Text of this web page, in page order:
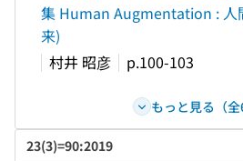
集 Human Augmentation : 人
来)
村井 昭彦
p.100-103
もっと見る（全
23(3)=90:2019